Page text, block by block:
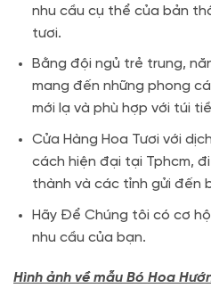
nhu cầu cụ thể của bản
tươi.
Bằng đội ngủ trẻ trung,
mang đến những phong
mới lạ và phù hợp với túi
Cửa Hàng Hoa Tươi với
cách hiện đại tại Tphcm,
thành và các tỉnh gửi đến
Hãy Để Chúng tôi có cơ
nhu cầu của bạn.
Hình ảnh về mẫu Bó Hoa